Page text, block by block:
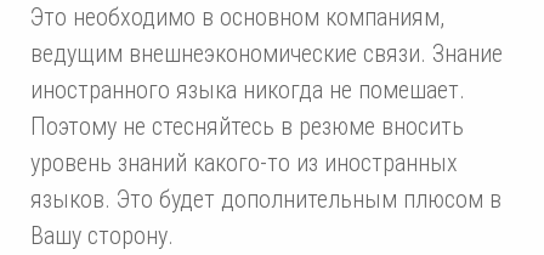
Это необходимо в основном компаниям,
ведущим внешнеэкономические связи. Знание
иностранного языка никогда не помешает.
Поэтому не стесняйтесь в резюме вносить
уровень знаний какого-то из иностранных
языков. Это будет дополнительным плюсом в
Вашу сторону.